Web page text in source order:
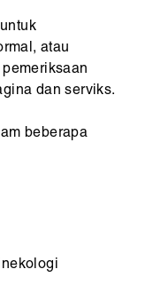
atau
dan serviks.
beberapa